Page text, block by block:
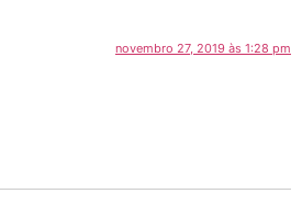
novembro 27, 2019 às 1:28 pm